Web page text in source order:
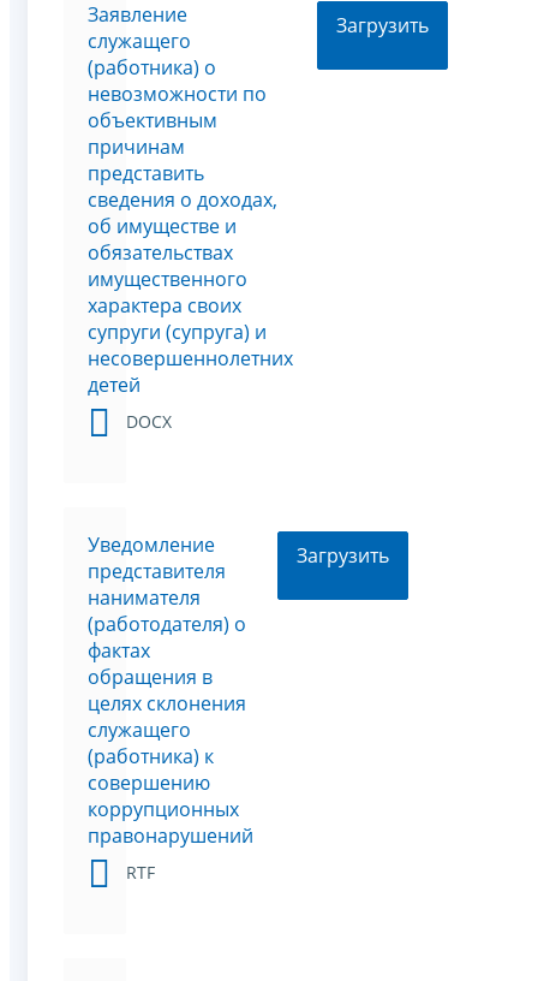
Заявление
служащего
(работника) о
невозможности по
объективным
причинам
представить
сведения о доходах,
об имуществе и
обязательствах
имущественного
характера своих
супруги (супруга) и
несовершеннолетних
детей
DOCX
Загрузить
Уведомление
представителя
нанимателя
(работодателя) о
фактах
обращения в
целях склонения
служащего
(работника) к
совершению
коррупционных
правонарушений
RTF
Загрузить